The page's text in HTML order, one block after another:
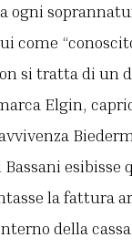
ogni
come
si tratta di un
Elgin,
Bassani
la fattura
della